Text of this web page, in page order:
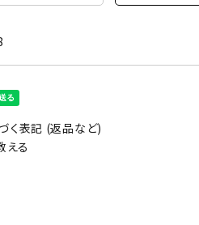
く表記 (返品など)
える